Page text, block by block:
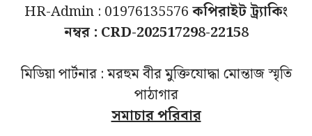
HR-Admin : 01976135576কপিরাইট ট্র্যাকিং
নম্বর : CRD-202517298-22158
মিডিয়া পার্টনার : মরহুম বীর মুক্তিযোদ্ধা মোন্তাজ স্মৃতি
পাঠাগার
সমাচার পরিবার